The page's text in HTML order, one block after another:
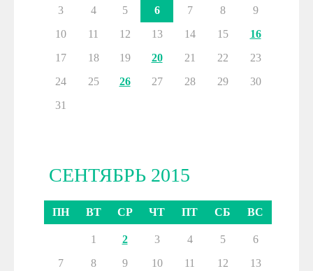
3
4 5 6 7 8
9
10
11 12 13 14 15
16
17
18 19 20 21 22
23
24
25 26 27 28 29
30
31
СЕНТЯБРЬ 2015
ПН ВТ СР ЧТ ПТ СБ ВС
1 2 3 4 5
6
7
8 9 10 11 12
13